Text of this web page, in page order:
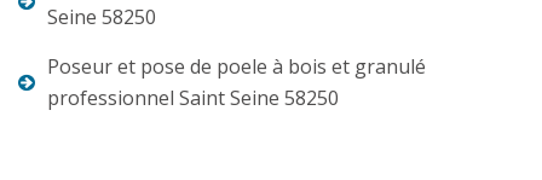
Seine 58250
Poseur et pose de poele à bois et granulé
professionnel Saint Seine 58250